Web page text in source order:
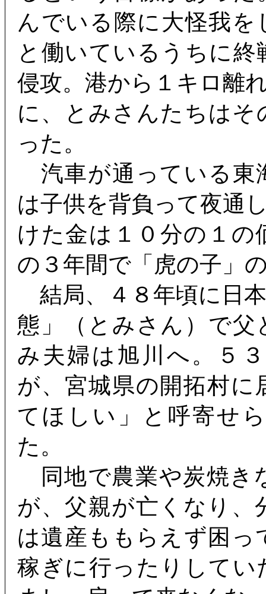
んでいる際に大怪我
と働いているうちに
侵攻。港から１キロ離
に、とみさんたちは
った。
汽車が通っている東
は子供を背負って夜通
けた金は１０分の１
の３年間で「虎の子」
結局、４８年頃に日
態」（とみさん）で父
み夫婦は旭川へ。５
が、宮城県の開拓村
てほしい」と呼寄せ
た。
同地で農業や炭焼き
が、父親が亡くなり
は遺産ももらえず困
稼ぎに行ったりしてい